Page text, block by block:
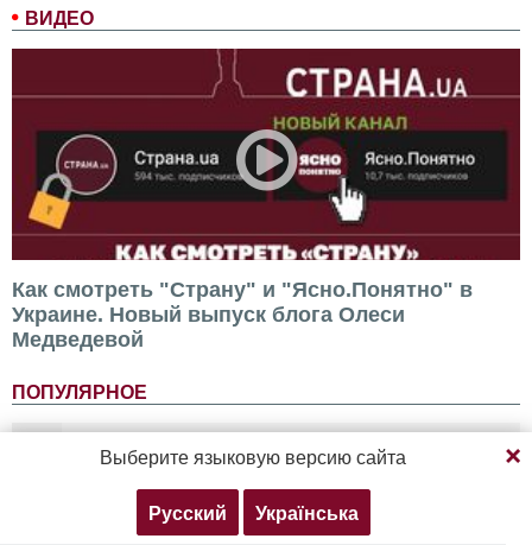
ВИДЕО
Как смотреть "Страну" и "Ясно.Понятно" в
Украине. Новый выпуск блога Олеси
Медведевой
ПОПУЛЯРНОЕ
1625-й день войны в Украине. Что происходит
6 августа. Обновляется
Россия нашла противодействие практически
Продолжая просмотр, вы соглашаетесь с нашей
политикой конфиденциальности
Согласен Подробнее
Выберите языковую версию сайта
Русский Українська